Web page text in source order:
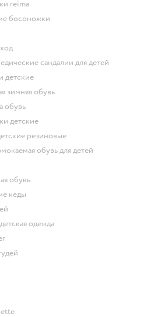
reima
босоножки
сандалии для детей
детские
зимняя обувь
обувь
детские
резиновые
обувь для детей
обувь
кеды
детская одежда